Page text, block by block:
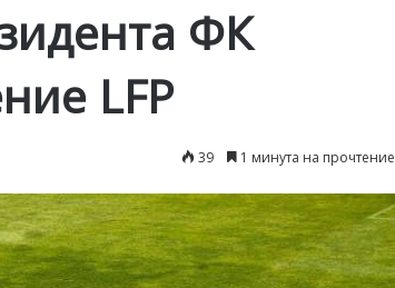
ФК
LFP
39 1 минута на прочтение